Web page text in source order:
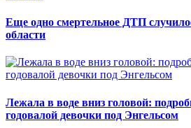
Еще одно смертельное ДТП
области
Лежала в воде вниз головой:
годовалой девочки под Энгельсом